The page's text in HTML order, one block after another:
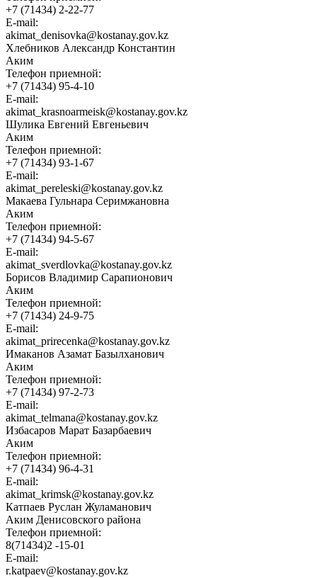
+7 (71434) 2-22-77
E-mail:
akimat_denisovka@kostanay.gov.kz
Хлебников Александр Константин
Аким
Телефон приемной:
+7 (71434) 95-4-10
E-mail:
akimat_krasnoarmeisk@kostanay.gov.kz
Шулика Евгений Евгеньевич
Аким
Телефон приемной:
+7 (71434) 93-1-67
E-mail:
akimat_pereleski@kostanay.gov.kz
Макаева Гульнара Серимжановна
Аким
Телефон приемной:
+7 (71434) 94-5-67
E-mail:
akimat_sverdlovka@kostanay.gov.kz
Борисов Владимир Сарапионович
Аким
Телефон приемной:
+7 (71434) 24-9-75
E-mail:
akimat_prirecenka@kostanay.gov.kz
Имаканов Азамат Базылханович
Аким
Телефон приемной:
+7 (71434) 97-2-73
E-mail:
akimat_telmana@kostanay.gov.kz
Избасаров Марат Базарбаевич
Аким
Телефон приемной:
+7 (71434) 96-4-31
E-mail:
akimat_krimsk@kostanay.gov.kz
Катпаев Руслан Жуламанович
Аким Денисовского района
Телефон приемной:
8(71434)2 -15-01
E-mail:
r.katpaev@kostanay.gov.kz